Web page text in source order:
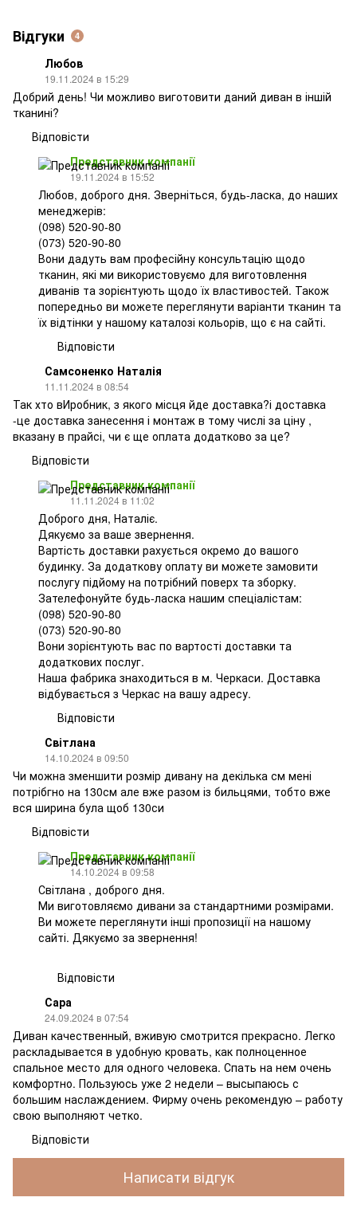
Відгуки 4
Любов
19.11.2024 в 15:29
Добрий день! Чи можливо виготовити даний диван в іншій
тканині?
Відповісти
Представник компанії
19.11.2024 в 15:52
Любов, доброго дня. Зверніться, будь-ласка, до наших
менеджерів:
(098) 520-90-80
(073) 520-90-80
Вони дадуть вам професійну консультацію щодо
тканин, які ми використовуємо для виготовлення
диванів та зорієнтують щодо їх властивостей. Також
попередньо ви можете переглянути варіанти тканин та
їх відтінки у нашому каталозі кольорів, що є на сайті.
Відповісти
Самсоненко Наталія
11.11.2024 в 08:54
Так хто вИробник, з якого місця йде доставка?і доставка
-це доставка занесення і монтаж в тому числі за ціну ,
вказану в прайсі, чи є ще оплата додатково за це?
Відповісти
Представник компанії
11.11.2024 в 11:02
Доброго дня, Наталіє.
Дякуємо за ваше звернення.
Вартість доставки рахується окремо до вашого
будинку. За додаткову оплату ви можете замовити
послугу підйому на потрібний поверх та зборку.
Зателефонуйте будь-ласка нашим спеціалістам:
(098) 520-90-80
(073) 520-90-80
Вони зорієнтують вас по вартості доставки та
додаткових послуг.
Наша фабрика знаходиться в м. Черкаси. Доставка
відбувається з Черкас на вашу адресу.
Відповісти
Світлана
14.10.2024 в 09:50
Чи можна зменшити розмір дивану на декілька см мені
потрібгно на 130см але вже разом із бильцями, тобто вже
вся ширина була щоб 130си
Відповісти
Представник компанії
14.10.2024 в 09:58
Світлана , доброго дня.
Ми виготовляємо дивани за стандартними розмірами.
Ви можете переглянути інші пропозиції на нашому
сайті. Дякуємо за звернення!
Відповісти
Сара
24.09.2024 в 07:54
Диван качественный, вживую смотрится прекрасно. Легко
раскладывается в удобную кровать, как полноценное
спальное место для одного человека. Спать на нем очень
комфортно. Пользуюсь уже 2 недели – высыпаюсь с
большим наслаждением. Фирму очень рекомендую – работу
свою выполняют четко.
Відповісти
Написати відгук